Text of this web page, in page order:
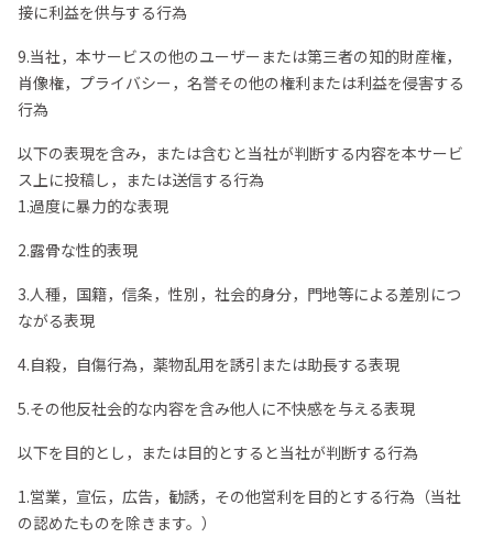
接に利益を供与する行為
9.当社，本サービスの他のユーザーまたは第三者の知的財産権，
肖像権，プライバシー，名誉その他の権利または利益を侵害する
行為
以下の表現を含み，または含むと当社が判断する内容を本サービ
ス上に投稿し，または送信する行為
1.過度に暴力的な表現
2.露骨な性的表現
3.人種，国籍，信条，性別，社会的身分，門地等による差別につ
ながる表現
4.自殺，自傷行為，薬物乱用を誘引または助長する表現
5.その他反社会的な内容を含み他人に不快感を与える表現
以下を目的とし，または目的とすると当社が判断する行為
1.営業，宣伝，広告，勧誘，その他営利を目的とする行為（当社
の認めたものを除きます。）